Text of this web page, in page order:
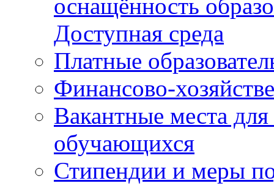
оснащённость
Доступная среда
Платные
Финансово-
Вакантные места
обучающихся
Стипендии и меры